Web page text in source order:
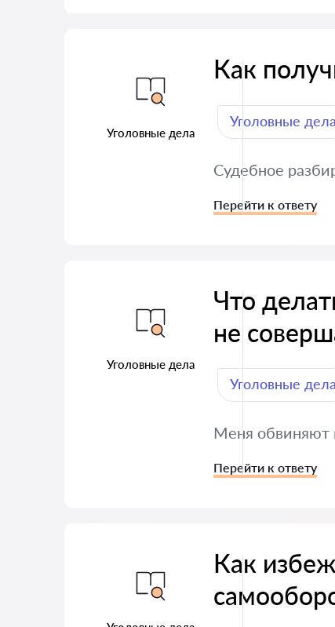
Уголовные дела
Как
Уголовные дела
Судебное
Перейти к ответу
Уголовные дела
Что
не
Уголовные дела
Меня обвиняют
Перейти к ответу
Как